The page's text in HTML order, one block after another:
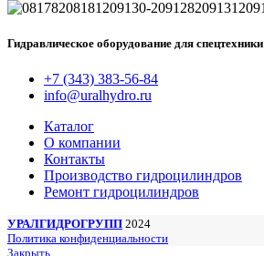
Гидравлическое оборудование для спецтехники
+7 (343) 383-56-84
info@uralhydro.ru
Каталог
О компании
Контакты
Производство гидроцилиндров
Ремонт гидроцилиндров
УРАЛГИДРОГРУПП 2024
Политика конфиденциальности
Закрыть